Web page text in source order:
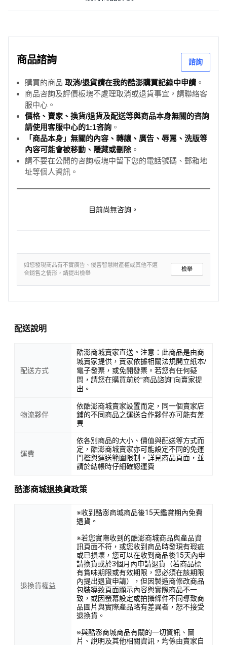
商品諮詢 諮詢
購買的商品 取消/退貨請在我的酷澎購買記錄中申請 。
商品咨詢及評價板塊不處理取消或退貨事宜，請聯絡客
服中心。
價格、賣家、換貨/退貨及配送等與商品本身無關的咨詢
請使用客服中心的1:1咨詢 。
「商品本身」無關的內容、轉讓、廣告、辱罵、洗版等
內容可能會被移動、隱藏或刪除。
請不要在公開的咨詢板塊中留下您的電話號碼、郵箱地
址等個人資訊。
目前尚無咨詢。
如您發現商品有不實廣告、侵害智慧財產權或其他不適
合銷售之情形，請提出檢舉
檢舉
配送說明
配送方式
酷澎商城賣家直送。注意：此商品是由商
城賣家提供，賣家依據相關法規開立紙本/
電子發票，或免開發票。若您有任何疑
問，請您在購買前於“商品諮詢”向賣家提
出。
物流夥伴
依酷澎商城賣家設置而定，同一個賣家店
鋪的不同商品之運送合作夥伴亦可能有差
異
運費
依各別商品的大小、價值與配送等方式而
定，酷澎商城賣家亦可能設定不同的免運
門檻與運送範圍限制，詳見商品頁面，並
請於結帳時仔細確認運費
酷澎商城退換貨政策
退換貨權益
※收到酷澎商城商品後15天鑑賞期內免費
退貨。
※若您實際收到的酷澎商城商品與產品資
訊頁面不符，或您收到商品時發現有瑕疵
或已損壞，您可以在收到商品後15天內申
請換貨或於3個月內申請退貨（若商品標
有賞味期限或有效期限，您必須在該期限
內提出退貨申請），但因製造商修改商品
包裝導致頁面顯示內容與實際商品不一
致，或因螢幕設定或拍攝條件不同導致商
品圖片與實際產品略有差異者，恕不接受
退換貨。
※與酷澎商城商品有關的一切資訊、圖
片、說明及其他相關資訊，均係由賣家自